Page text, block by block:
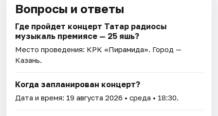
Вопросы и ответы
Где пройдет концерт Татар радиосы
музыкаль премиясе — 25 яшь?
Место проведения: КРК «Пирамида». Город —
Казань.
Когда запланирован концерт?
Дата и время: 19 августа 2026 • среда • 18:30.